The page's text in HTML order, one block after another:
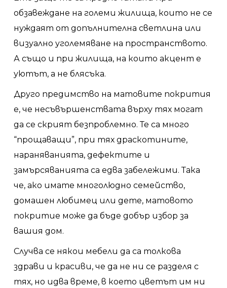
обзавеждане на големи жилища, които не се
нуждаят от допълнителна светлина или
визуално уголемяване на пространството.
А също и при жилища, на които акцент е
уютът, а не блясъка.
Друго предимство на матовите покрития
е, че несъвършенствата върху тях могат
да се скрият безпроблемно. Те са много
“прощаващи”, при тях драскотините,
нараняванията, дефектите и
замърсяванията са едва забележими. Така
че, ако имате многолюдно семейство,
домашен любимец или дете, матовото
покритие може да бъде добър избор за
вашия дом.
Случва се някои мебели да са толкова
здрави и красиви, че да не ни се разделя с
тях, но идва време, в което цветът им ни